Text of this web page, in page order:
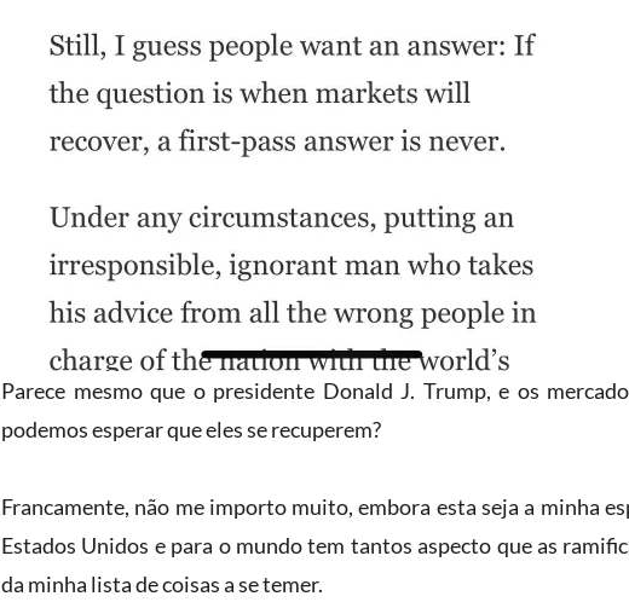
Parece mesmo que o presidente Donald J. Trump, e os
podemos esperar que eles se recuperem?
Francamente, não me importo muito, embora esta seja a minha
Estados Unidos e para o mundo tem tantos aspecto que as
da minha lista de coisas a se temer.